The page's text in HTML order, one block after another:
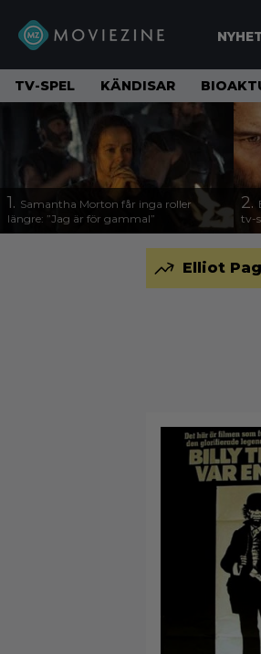
TV-SPEL KÄNDISAR
1. Samantha Morton får inga roller
längre: ”Jag är för gammal”
2.
tv-
Elliot